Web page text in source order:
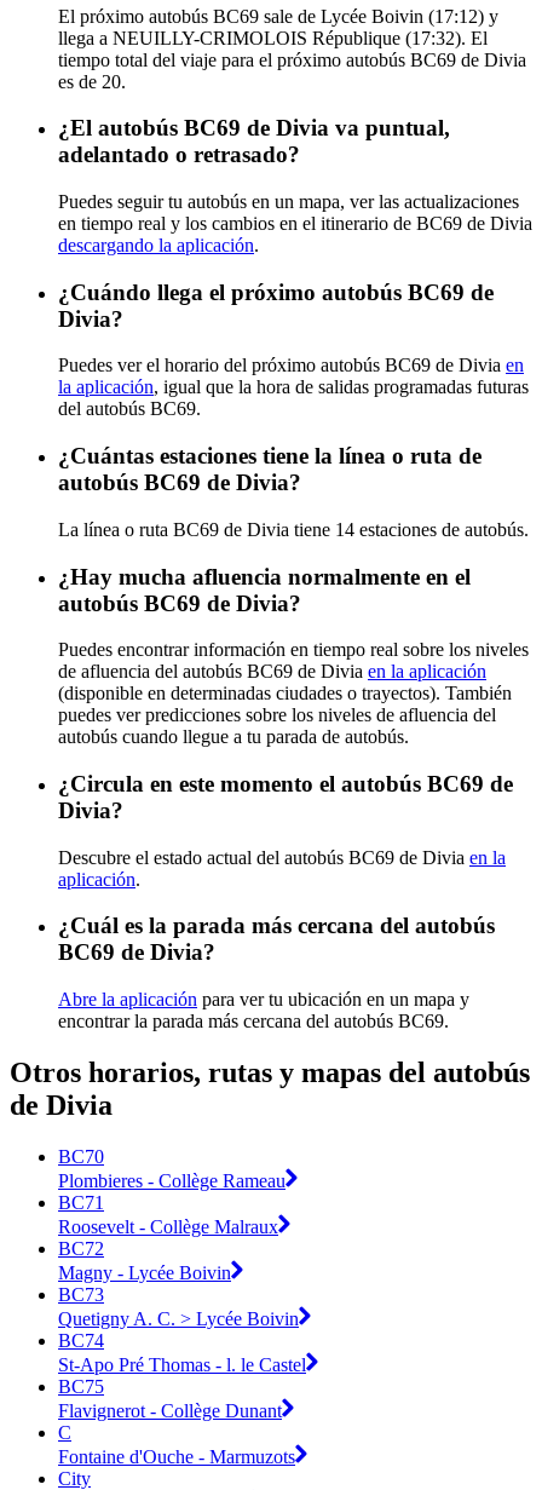
El próximo autobús BC69 sale de Lycée Boivin (17:12) y
llega a NEUILLY-CRIMOLOIS République (17:32). El
tiempo total del viaje para el próximo autobús BC69 de Divia
es de 20.
¿El autobús BC69 de Divia va puntual,
adelantado o retrasado?
Puedes seguir tu autobús en un mapa, ver las actualizaciones
en tiempo real y los cambios en el itinerario de BC69 de Divia
descargando la aplicación.
¿Cuándo llega el próximo autobús BC69 de
Divia?
Puedes ver el horario del próximo autobús BC69 de Divia en
la aplicación, igual que la hora de salidas programadas futuras
del autobús BC69.
¿Cuántas estaciones tiene la línea o ruta de
autobús BC69 de Divia?
La línea o ruta BC69 de Divia tiene 14 estaciones de autobús.
¿Hay mucha afluencia normalmente en el
autobús BC69 de Divia?
Puedes encontrar información en tiempo real sobre los niveles
de afluencia del autobús BC69 de Divia en la aplicación
(disponible en determinadas ciudades o trayectos). También
puedes ver predicciones sobre los niveles de afluencia del
autobús cuando llegue a tu parada de autobús.
¿Circula en este momento el autobús BC69 de
Divia?
Descubre el estado actual del autobús BC69 de Divia en la
aplicación.
¿Cuál es la parada más cercana del autobús
BC69 de Divia?
Abre la aplicación para ver tu ubicación en un mapa y
encontrar la parada más cercana del autobús BC69.
Otros horarios, rutas y mapas del autobús
de Divia
BC70
Plombieres - Collège Rameau
BC71
Roosevelt - Collège Malraux
BC72
Magny - Lycée Boivin
BC73
Quetigny A. C. > Lycée Boivin
BC74
St-Apo Pré Thomas - l. le Castel
BC75
Flavignerot - Collège Dunant
C
Fontaine d'Ouche - Marmuzots
City